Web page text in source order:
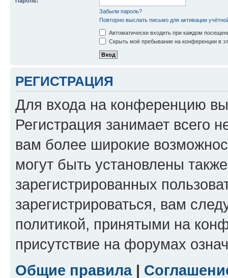
Забыли пароль?
Повторно выслать письмо для активации
Автоматически входить при каждом
Скрыть моё пребывание на конференции в
РЕГИСТРАЦИЯ
Для входа на конференцию
Регистрация занимает всего
вам более широкие
могут быть установлены
зарегистрированных
зарегистрироваться, вам
политикой, принятыми на
присутствие на форумах
Общие правила|